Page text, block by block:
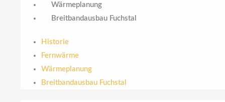
Wärmeplanung
Breitbandausbau Fuchstal
Historie
Fernwärme
Wärmeplanung
Breitbandausbau Fuchstal